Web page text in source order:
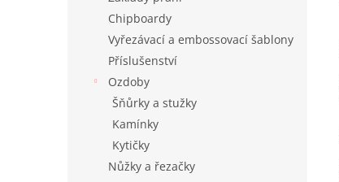
Chipboardy
Vyřezávací a embossovací šablony
Příslušenství
Ozdoby
Šňůrky a stužky
Kamínky
Kytičky
Nůžky a řezačky